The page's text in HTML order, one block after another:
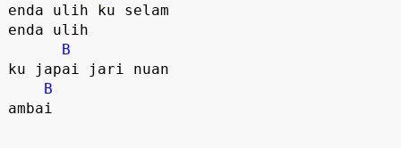
enda ulih ku selam
enda ulih
B
ku japai jari nuan
B
ambai